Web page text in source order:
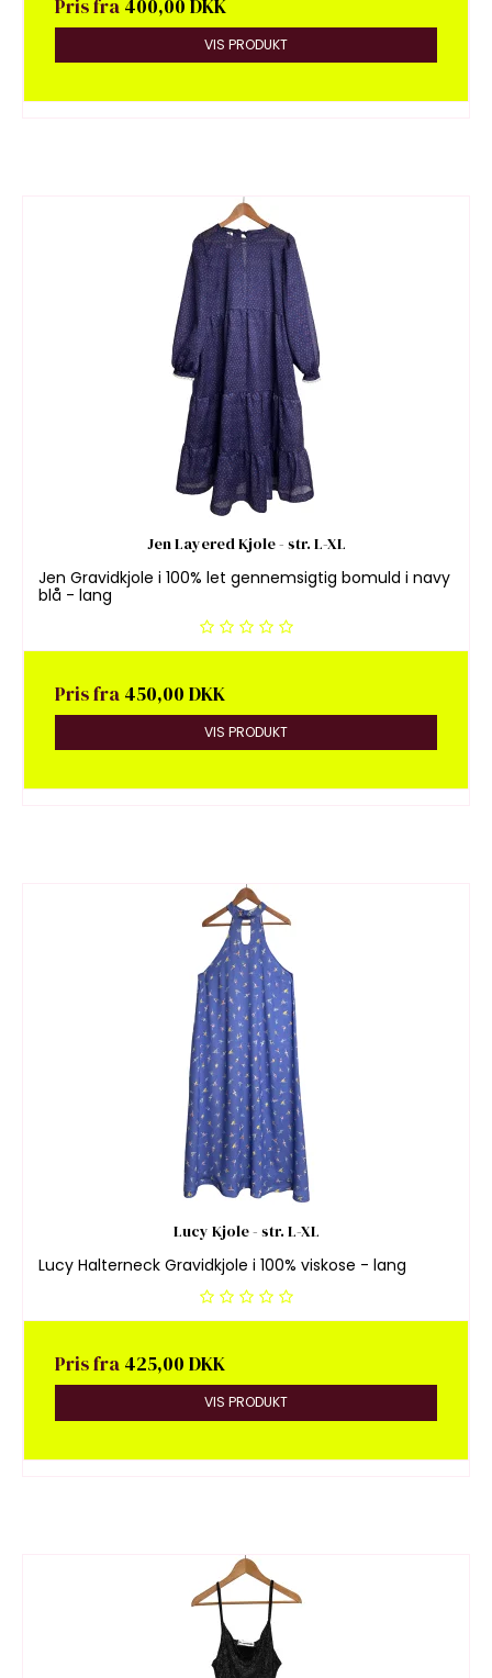
Pris fra 400,00 DKK
VIS PRODUKT
Jen Layered Kjole - str. L-XL
Jen Gravidkjole i 100% let gennemsigtig bomuld i navy
blå - lang
Pris fra 450,00 DKK
VIS PRODUKT
Lucy Kjole - str. L-XL
Lucy Halterneck Gravidkjole i 100% viskose - lang
Pris fra 425,00 DKK
VIS PRODUKT